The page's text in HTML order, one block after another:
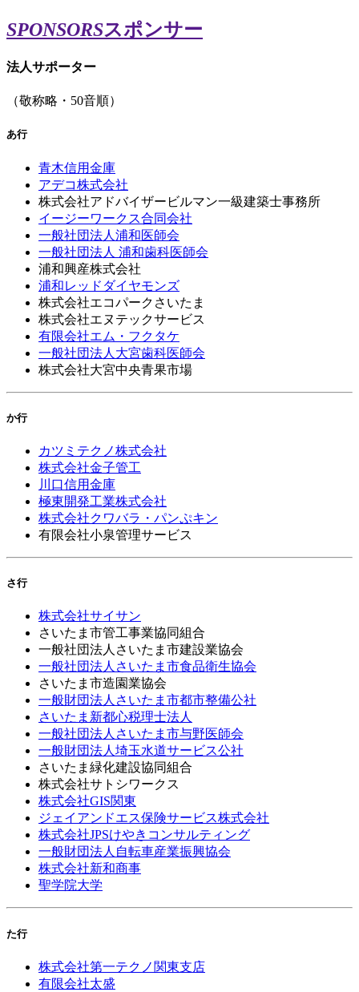
SPONSORSスポンサー
法人サポーター
（敬称略・50音順）
あ行
青木信用金庫
アデコ株式会社
株式会社アドバイザービルマン一級建築士事務所
イージーワークス合同会社
一般社団法人浦和医師会
一般社団法人 浦和歯科医師会
浦和興産株式会社
浦和レッドダイヤモンズ
株式会社エコパークさいたま
株式会社エヌテックサービス
有限会社エム・フクタケ
一般社団法人大宮歯科医師会
株式会社大宮中央青果市場
か行
カツミテクノ株式会社
株式会社金子管工
川口信用金庫
極東開発工業株式会社
株式会社クワバラ・パンぷキン
有限会社小泉管理サービス
さ行
株式会社サイサン
さいたま市管工事業協同組合
一般社団法人さいたま市建設業協会
一般社団法人さいたま市食品衛生協会
さいたま市造園業協会
一般財団法人さいたま市都市整備公社
さいたま新都心税理士法人
一般社団法人さいたま市与野医師会
一般財団法人埼玉水道サービス公社
さいたま緑化建設協同組合
株式会社サトシワークス
株式会社GIS関東
ジェイアンドエス保険サービス株式会社
株式会社JPSけやきコンサルティング
一般財団法人自転車産業振興協会
株式会社新和商事
聖学院大学
た行
株式会社第一テクノ関東支店
有限会社太盛